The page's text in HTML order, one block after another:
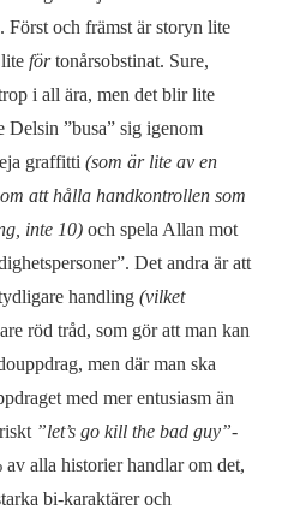
Först och främst är storyn lite
förtonårsobstinat. Sure,
i all ära, men det blir lite
Delsin ”busa” sig igenom
graffitti (som är lite av en
att hålla handkontrollen som
inte 10) och spela Allan mot
Det andra är att
handling (vilket
röd tråd, som gör att man kan
men där man ska
med mer entusiasm än
”let’s go kill the bad guy”-
alla historier handlar om det,
bi-karaktärer och